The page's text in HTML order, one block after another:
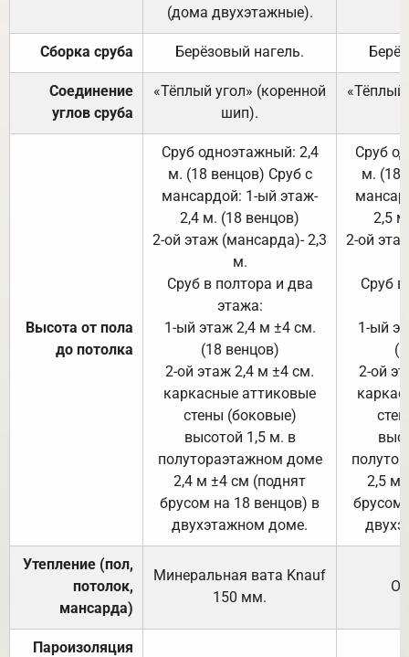
(дома двухэтажные).
Сборка сруба Берёзовый нагель.
Соединение
углов сруба
«Тёплый угол» (коренной
шип).
«Тёплый
Высота от пола
до потолка
Сруб одноэтажный: 2,4
м. (18 венцов) Сруб с
мансардой: 1-ый этаж-
2,4 м. (18 венцов)
2-ой этаж (мансарда)- 2,3
м.
Сруб в полтора и два
этажа:
1-ый этаж 2,4 м ±4 см.
(18 венцов)
2-ой этаж 2,4 м ±4 см.
каркасные аттиковые
стены (боковые)
высотой 1,5 м. в
полутораэтажном доме
2,4 м ±4 см (поднят
брусом на 18 венцов) в
двухэтажном доме.
Сруб
м. (18
2,5
2-ой
Сруб
1-ый
2-ой
2,5 м
брусом
Утепление (пол,
потолок,
мансарда)
Минеральная вата Knauf
150 мм.
Пароизоляция